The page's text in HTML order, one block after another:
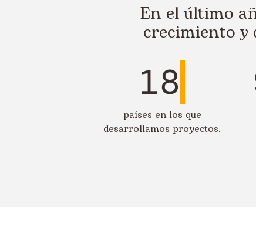
En el último
crecimiento y
18
países en los que
desarrollamos proyectos.